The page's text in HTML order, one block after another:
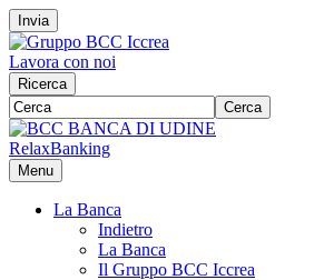
Invia
Lavora con noi
Ricerca
Cerca
RelaxBanking
Menu
La Banca
Indietro
La Banca
Il Gruppo BCC Iccrea